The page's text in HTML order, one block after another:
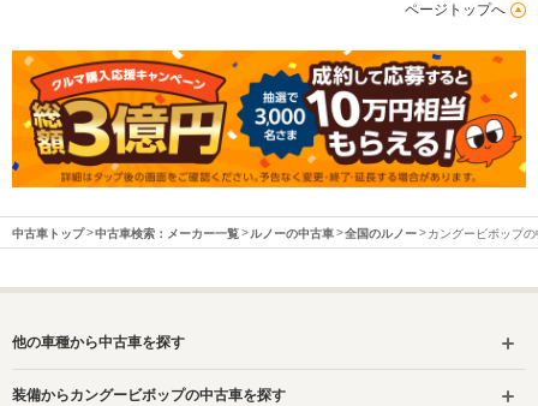
ページトップへ
中古車トップ 中古車検索：メーカー一覧 ルノーの中古車 全国のルノー カングービボップ
他の車種から中古車を探す
装備からカングービボップの中古車を探す